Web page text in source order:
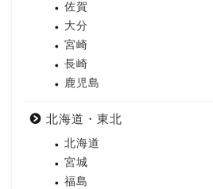
佐賀
大分
宮崎
長崎
鹿児島
北海道・東北
北海道
宮城
福島